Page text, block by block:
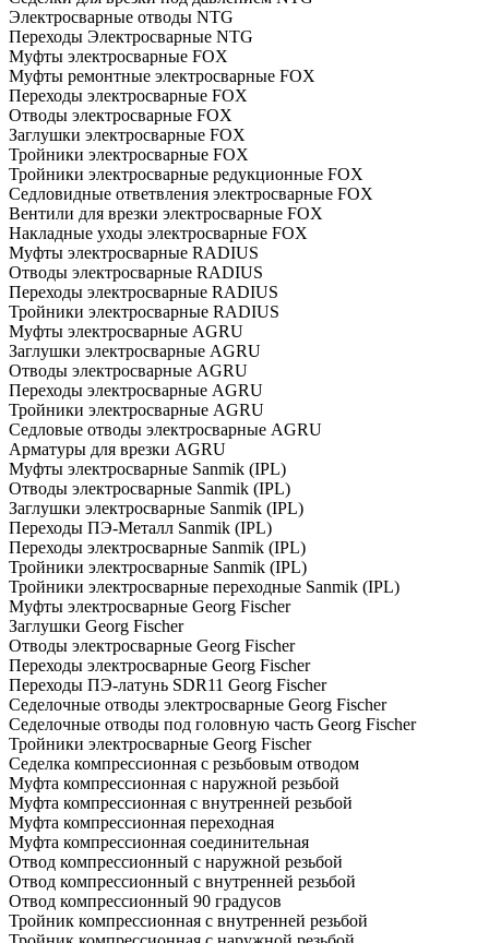
Электросварные отводы NTG
Переходы Электросварные NTG
Муфты электросварные FOX
Муфты ремонтные электросварные FOX
Переходы электросварные FOX
Отводы электросварные FOX
Заглушки электросварные FOX
Тройники электросварные FOX
Тройники электросварные редукционные FOX
Седловидные ответвления электросварные FOX
Вентили для врезки электросварные FOX
Накладные уходы электросварные FOX
Муфты электросварные RADIUS
Отводы электросварные RADIUS
Переходы электросварные RADIUS
Тройники электросварные RADIUS
Муфты электросварные AGRU
Заглушки электросварные AGRU
Отводы электросварные AGRU
Переходы электросварные AGRU
Тройники электросварные AGRU
Седловые отводы электросварные AGRU
Арматуры для врезки AGRU
Муфты электросварные Sanmik (IPL)
Отводы электросварные Sanmik (IPL)
Заглушки электросварные Sanmik (IPL)
Переходы ПЭ-Металл Sanmik (IPL)
Переходы электросварные Sanmik (IPL)
Тройники электросварные Sanmik (IPL)
Тройники электросварные переходные Sanmik (IPL)
Муфты электросварные Georg Fischer
Заглушки Georg Fischer
Отводы электросварные Georg Fischer
Переходы электросварные Georg Fischer
Переходы ПЭ-латунь SDR11 Georg Fischer
Седелочные отводы электросварные Georg Fischer
Седелочные отводы под головную часть Georg Fischer
Тройники электросварные Georg Fischer
Седелка компрессионная с резьбовым отводом
Муфта компрессионная с наружной резьбой
Муфта компрессионная с внутренней резьбой
Муфта компрессионная переходная
Муфта компрессионная соединительная
Отвод компрессионный с наружной резьбой
Отвод компрессионный с внутренней резьбой
Отвод компрессионный 90 градусов
Тройник компрессионная с внутренней резьбой